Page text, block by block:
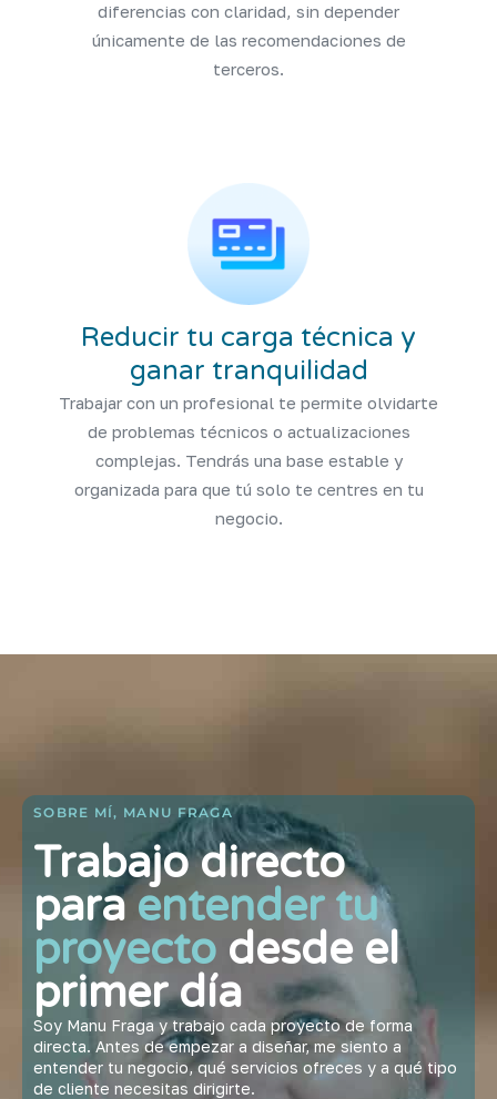
diferencias con claridad, sin depender
únicamente de las recomendaciones de
terceros.
Reducir tu carga técnica y
ganar tranquilidad
Trabajar con un profesional te permite olvidarte
de problemas técnicos o actualizaciones
complejas. Tendrás una base estable y
organizada para que tú solo te centres en tu
negocio.
SOBRE MÍ, MANU FRAGA
Trabajo directo
paraentender tu
proyecto desde el
primer día
Soy Manu Fraga y trabajo cada proyecto de forma
directa. Antes de empezar a diseñar, me siento a
entender tu negocio, qué servicios ofreces y a qué tipo
de cliente necesitas dirigirte.